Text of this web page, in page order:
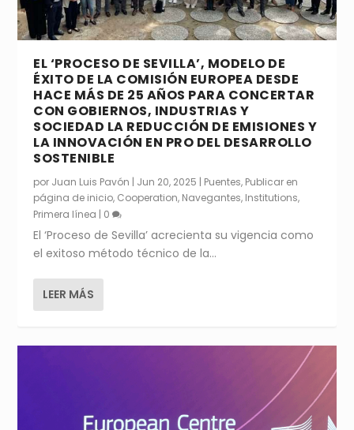
EL ‘PROCESO DE SEVILLA’, MODELO DE
ÉXITO DE LA COMISIÓN EUROPEA DESDE
HACE MÁS DE 25 AÑOS PARA CONCERTAR
CON GOBIERNOS, INDUSTRIAS Y
SOCIEDAD LA REDUCCIÓN DE EMISIONES Y
LA INNOVACIÓN EN PRO DEL DESARROLLO
SOSTENIBLE
por Juan Luis Pavón | Jun 20, 2025 | Puentes, Publicar en
página de inicio, Cooperation, Navegantes, Institutions,
Primera línea | 0
El ‘Proceso de Sevilla’ acrecienta su vigencia como
el exitoso método técnico de la...
LEER MÁS